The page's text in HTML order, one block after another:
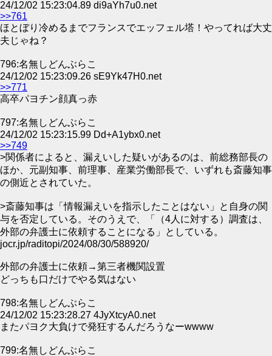
24/12/02 15:23:04.89 di9aYh7u0.net
>>761
ほとぼり冷めるまでフランスでエッフェル塔！やってれば大丈
夫じゃね？
796:名無しどんぶらこ
24/12/02 15:23:09.26 sE9Yk47H0.net
>>771
高卒パヨチン顔真っ赤
797:名無しどんぶらこ
24/12/02 15:23:15.99 Dd+A1ybx0.net
>>749
>関係者によると、漏えいした疑いがあるのは、前総務部長の
ほか、元副知事、前理事、産業労働部長で、いずれも斎藤知事
の側近とされていた。
>斎藤知事は「情報漏えいを指示したことはない」と自身の関
与を否定している。そのうえで、「（4人に対する）調査は、
外部の弁護士に依頼することになる」としている。
jocr.jp/raditopi/2024/08/30/588920/
外部の弁護士に依頼→第三者機関設置
どっちも口だけでやる気はない
798:名無しどんぶらこ
24/12/02 15:23:28.27 4JyXtcyA0.net
またパヨク大負けで発狂するんだろうなーwwww
799:名無しどんぶらこ